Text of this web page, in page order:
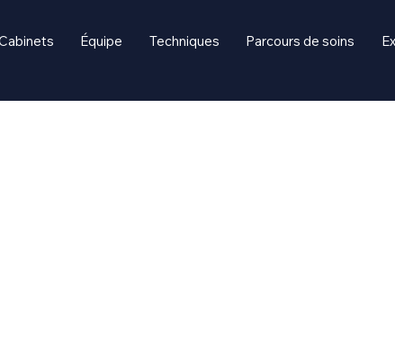
Équipe Techniques Parcours de soins